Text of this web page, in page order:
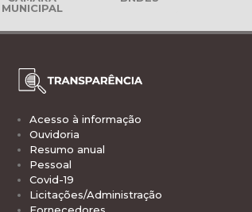
MUNICIPAL
Acesso à informação
Ouvidoria
Resumo anual
Pessoal
Covid-19
Licitações/Administração